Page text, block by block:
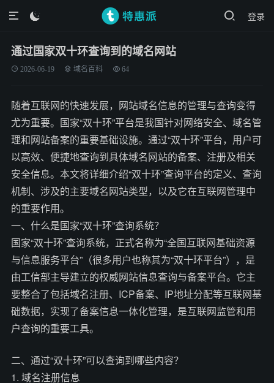
登录

通过国家双十环查询到的域名网站
2026-06-19 域名百科 64
随着互联网的快速发展，网站域名信息的管理与查询变得
尤为重要。国家“双十环”平台是我国针对网络安全、域名管
理和网站备案的重要基础设施。通过“双十环”平台，用户可
以高效、便捷地查询到具体域名网站的备案、注册及相关
安全信息。本文将详细介绍“双十环”查询平台的定义、查询
机制、涉及的主要域名网站类型，以及它在互联网管理中
的重要作用。
一、什么是国家“双十环”查询系统？
国家“双十环”查询系统，正式名称为“全国互联网基础资源
与信息服务平台”（很多用户也称其为“双十环平台”），是
由工信部主导建立的权威网站信息查询与备案平台。它主
要整合了包括域名注册、ICP备案、IP地址分配等互联网基
础数据，实现了备案信息一体化管理，是互联网监管和用
户查询的重要工具。
二、通过“双十环”可以查询到哪些内容？
1. 域名注册信息